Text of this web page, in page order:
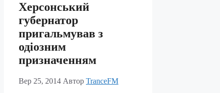
Херсонський
губернатор
пригальмував з
одіозним
призначенням
Вер 25, 2014 Автор TranceFM